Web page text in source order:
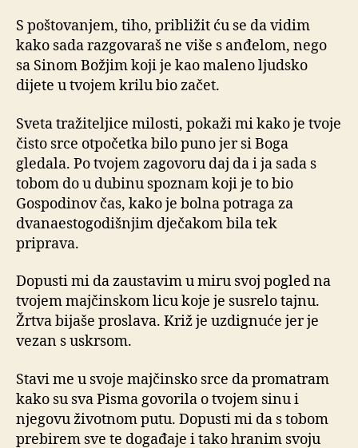
S poštovanjem, tiho, približit ću se da vidim
kako sada razgovaraš ne više s anđelom, nego
sa Sinom Božjim koji je kao maleno ljudsko
dijete u tvojem krilu bio začet.
Sveta tražiteljice milosti, pokaži mi kako je tvoje
čisto srce otpočetka bilo puno jer si Boga
gledala. Po tvojem zagovoru daj da i ja sada s
tobom do u dubinu spoznam koji je to bio
Gospodinov čas, kako je bolna potraga za
dvanaestogodišnjim dječakom bila tek
priprava.
Dopusti mi da zaustavim u miru svoj pogled na
tvojem majčinskom licu koje je susrelo tajnu.
Žrtva bijaše proslava. Križ je uzdignuće jer je
vezan s uskrsom.
Stavi me u svoje majčinsko srce da promatram
kako su sva Pisma govorila o tvojem sinu i
njegovu životnom putu. Dopusti mi da s tobom
prebirem sve te događaje i tako hranim svoju